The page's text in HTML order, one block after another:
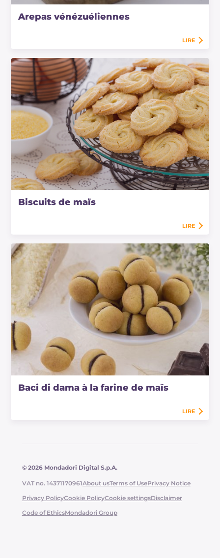
Arepas vénézuéliennes
LIRE
Biscuits de maïs
LIRE
Baci di dama à la farine de maïs
LIRE
© 2026 Mondadori Digital S.p.A.
VAT no. 14371170961About usTerms of UsePrivacy Notice
Privacy PolicyCookie PolicyCookie settingsDisclaimer
Code of EthicsMondadori Group